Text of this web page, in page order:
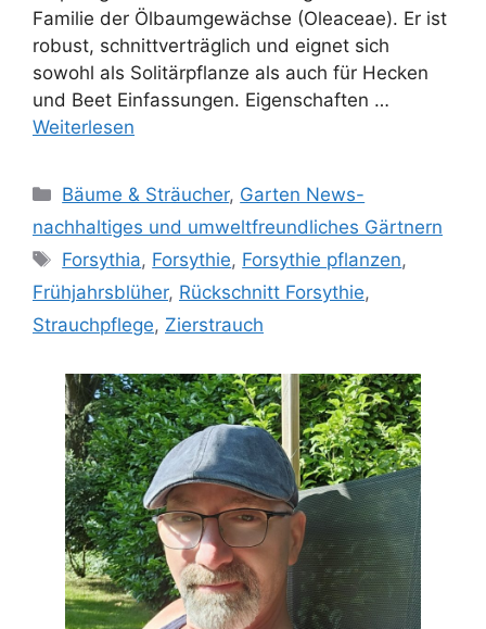
Familie der Ölbaumgewächse (Oleaceae). Er ist
robust, schnittverträglich und eignet sich
sowohl als Solitärpflanze als auch für Hecken
und Beet Einfassungen. Eigenschaften …
Weiterlesen
Kategorien
Bäume & Sträucher, Garten News-
nachhaltiges und umweltfreundliches Gärtnern
Schlagwörter
Forsythia, Forsythie, Forsythie pflanzen,
Frühjahrsblüher, Rückschnitt Forsythie,
Strauchpflege, Zierstrauch